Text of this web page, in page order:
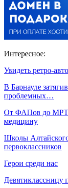
Интересное:
Увидеть ретро-
В Барнауле
проблемных…
От ФАПов до МРТ:
медицину
Школы
первоклассников
Герои среди нас
Девятиклассницу